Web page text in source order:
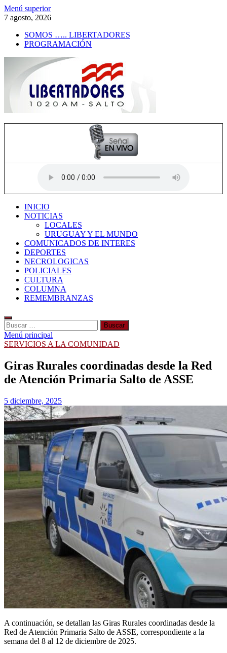
Saltar
al
Menú superior
7 agosto, 2026
SOMOS ….. LIBERTADORES
PROGRAMACIÓN
INICIO
NOTICIAS
LOCALES
URUGUAY Y EL MUNDO
COMUNICADOS DE INTERES
DEPORTES
NECROLOGICAS
POLICIALES
CULTURA
COLUMNA
REMEMBRANZAS
Buscar:
Menú principal
SERVICIOS A LA COMUNIDAD
Giras Rurales coordinadas desde la Red
de Atención Primaria Salto de ASSE
5 diciembre, 2025
A continuación, se detallan las Giras Rurales coordinadas desde la
Red de Atención Primaria Salto de ASSE, correspondiente a la
semana del 8 al 12 de diciembre de 2025.